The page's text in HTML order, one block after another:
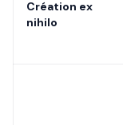
Création ex
nihilo